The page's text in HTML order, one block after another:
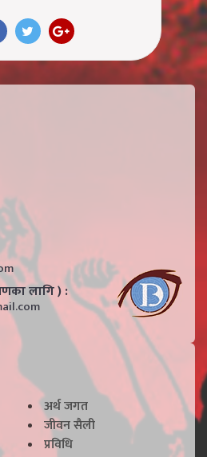
लागि ) :
अर्थ जगत
जीवन सैली
प्रविधि